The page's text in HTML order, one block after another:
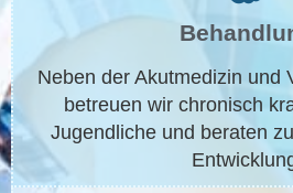
Neben der Akutmedizin und
betreuen wir chronisch
Jugendliche und beraten